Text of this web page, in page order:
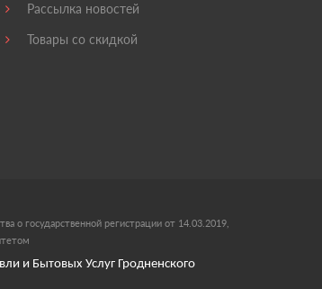
Рассылка новостей
Товары со скидкой
о государственной регистрации от 14.03.2019,
и Бытовых Услуг Гродненского